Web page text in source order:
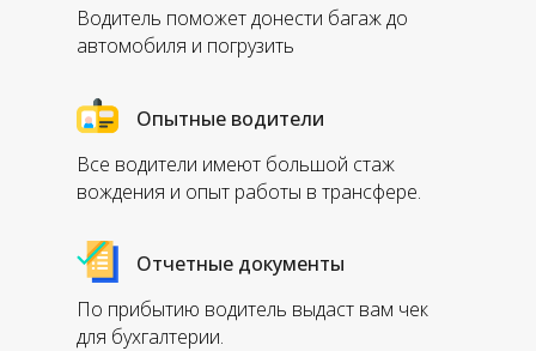
Водитель поможет донести багаж до
автомобиля и погрузить
Все водители имеют большой стаж
вождения и опыт работы в трансфере.
По прибытию водитель выдаст вам чек
для бухгалтерии.
Опытные водители
Отчетные документы